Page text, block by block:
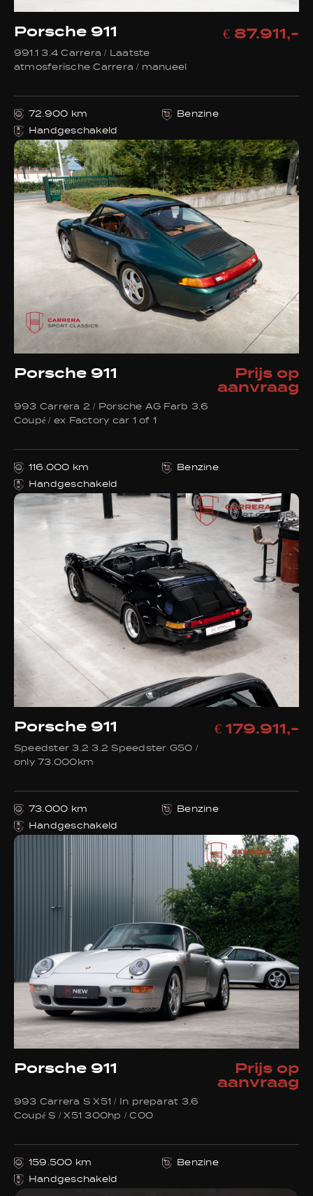
Porsche 911 € 87.911,-
991.1 3.4 Carrera / Laatste
atmosferische Carrera / manueel
72.900 km
Benzine
Handgeschakeld
Porsche 911
Prijs op
aanvraag
993 Carrera 2 / Porsche AG Farb 3.6
Coupé / ex Factory car 1 of 1
116.000 km
Benzine
Handgeschakeld
Porsche 911 € 179.911,-
Speedster 3.2 3.2 Speedster G50 /
only 73.000km
73.000 km
Benzine
Handgeschakeld
Porsche 911
Prijs op
aanvraag
993 Carrera S X51 / In preparat 3.6
Coupé S / X51 300hp / C00
159.500 km
Benzine
Handgeschakeld